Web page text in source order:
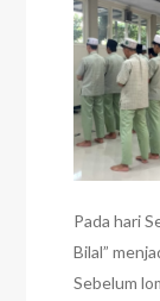
Pada hari
Bilal”
Sebelum